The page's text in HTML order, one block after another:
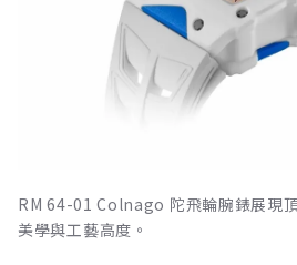
RM 64-01 Colnago 陀飛輪腕錶展現
美學與工藝高度。